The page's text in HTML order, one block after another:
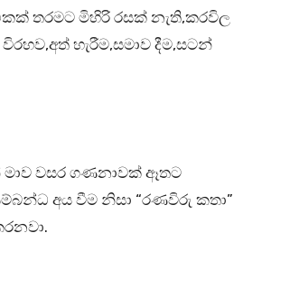
තරමට මිහිරි රසක් නැති,කරවිල
හැරීම,සමාව දීම,සටන්
වසර ගණනාවක් ඈතට
අය වීම නිසා “රණවිරු කතා”